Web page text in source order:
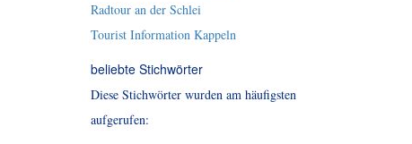
Radtour an der Schlei
Tourist Information Kappeln
beliebte Stichwörter
Diese Stichwörter wurden am häufigsten
aufgerufen: